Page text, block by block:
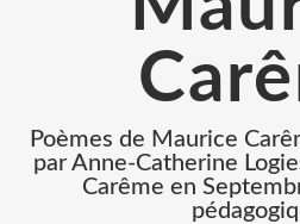
Poèmes de Maurice
par Anne-Catherine
Carême en